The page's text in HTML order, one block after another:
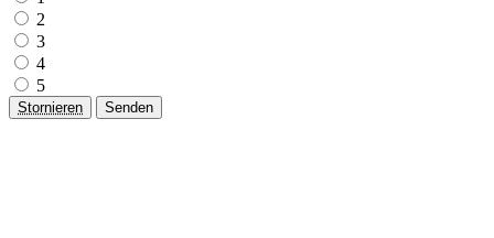
2
3
4
5
Stornieren Senden